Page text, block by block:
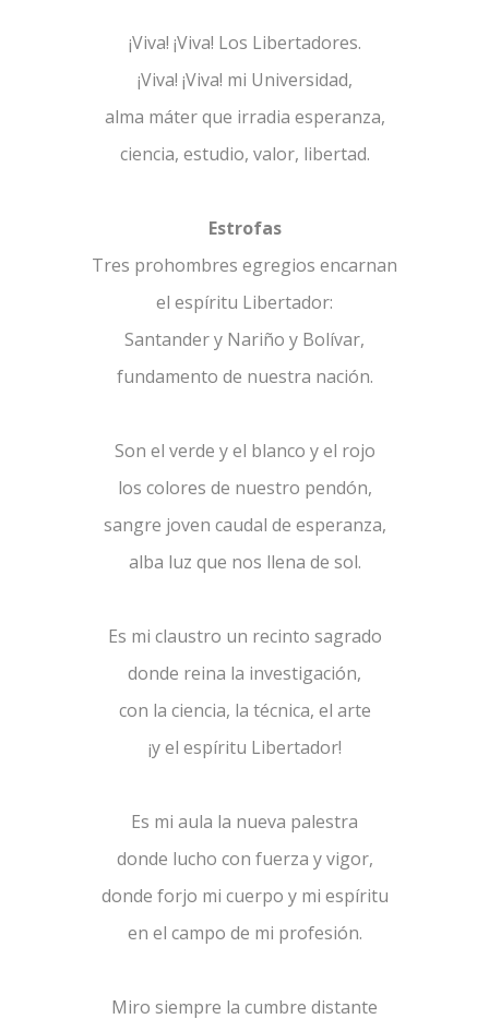
¡Viva! ¡Viva! Los Libertadores.
¡Viva! ¡Viva! mi Universidad,
alma máter que irradia esperanza,
ciencia, estudio, valor, libertad.
Estrofas
Tres prohombres egregios encarnan
el espíritu Libertador:
Santander y Nariño y Bolívar,
fundamento de nuestra nación.
Son el verde y el blanco y el rojo
los colores de nuestro pendón,
sangre joven caudal de esperanza,
alba luz que nos llena de sol.
Es mi claustro un recinto sagrado
donde reina la investigación,
con la ciencia, la técnica, el arte
¡y el espíritu Libertador!
Es mi aula la nueva palestra
donde lucho con fuerza y vigor,
donde forjo mi cuerpo y mi espíritu
en el campo de mi profesión.
Miro siempre la cumbre distante